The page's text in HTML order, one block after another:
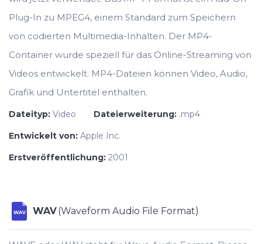
Plug-In zu MPEG4, einem Standard zum Speichern
von codierten Multimedia-Inhalten. Der MP4-
Container wurde speziell für das Online-Streaming von
Videos entwickelt. MP4-Dateien können Video, Audio,
Grafik und Untertitel enthalten.
Dateityp: Video Dateierweiterung: .mp4
Entwickelt von: Apple Inc.
Erstveröffentlichung: 2001
WAV WAV(Waveform Audio File Format)